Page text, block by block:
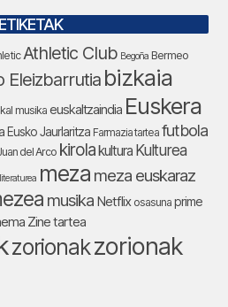
ETIKETAK
Athletic Club Begoña Bermeo
Eleizbarrutia bizkaia
musikaeuskaltzaindia Euskera
Eusko Jaurlaritza Farmazia tartea futbola
del Arco kirolakultura Kulturea
literaturea meza meza euskaraz
musika Netflix osasuna prime
Zine tartea
zorionakzorionak